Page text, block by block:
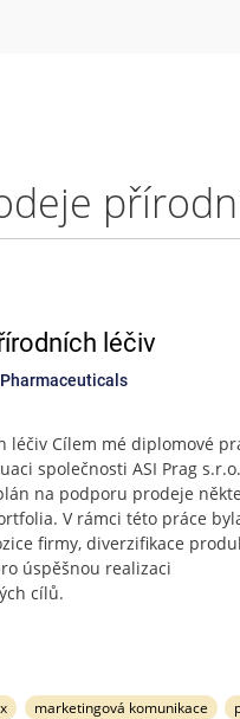
léčiv
léčiv Cílem mé diplomové
společnosti ASI Prag
na podporu prodeje
V rámci této práce
firmy, diverzifikace
úspěšnou realizaci
cílů.
marketingová komunikace